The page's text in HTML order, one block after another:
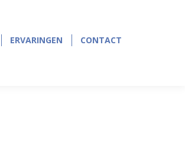
in
in
ERVARINGEN CONTACT
ERVARINGEN CONTACT